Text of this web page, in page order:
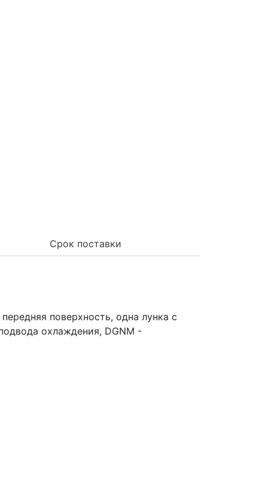
Срок поставки
поверхность, одна лунка с
охлаждения, DGNM -